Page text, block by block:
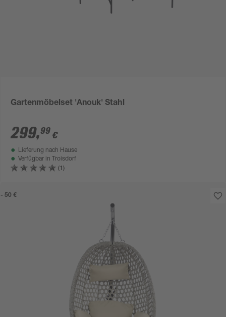
Gartenmöbelset 'Anouk' Stahl
299,99 €
Lieferung nach Hause
Verfügbar in
Troisdorf
(1)
- 50 €